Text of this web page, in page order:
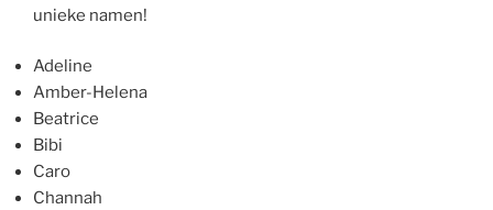
unieke namen!
Adeline
Amber-Helena
Beatrice
Bibi
Caro
Channah